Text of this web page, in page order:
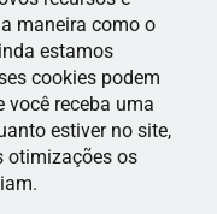
maneira como o
estamos
cookies podem
você receba uma
estiver no site,
otimizações os